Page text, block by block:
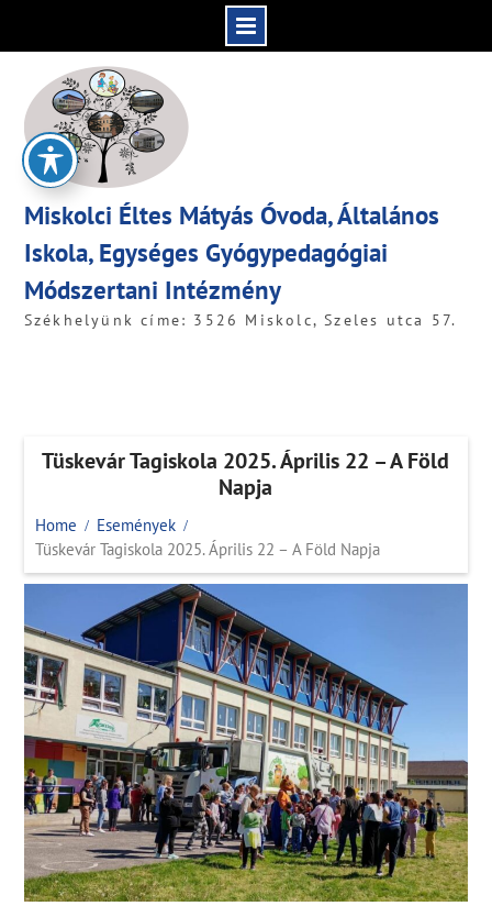
content
Miskolci Éltes Mátyás Óvoda, Általános
Iskola, Egységes Gyógypedagógiai
Módszertani Intézmény
Székhelyünk címe: 3526 Miskolc, Szeles utca 57.
Tüskevár Tagiskola 2025. Április 22 – A Föld
Napja
Home
Események
Tüskevár Tagiskola 2025. Április 22 – A Föld Napja